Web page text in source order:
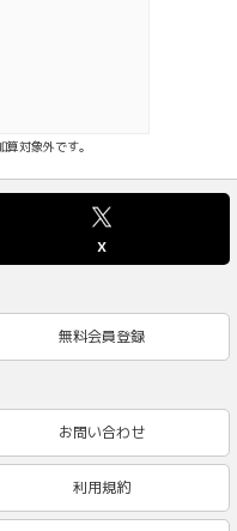
対象外です。
X
無料会員登録
お問い合わせ
利用規約